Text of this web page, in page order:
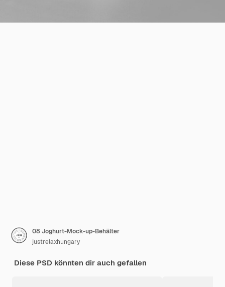
08 Joghurt-Mock-up-Behälter
justrelaxhungary
Diese PSD könnten dir auch gefallen